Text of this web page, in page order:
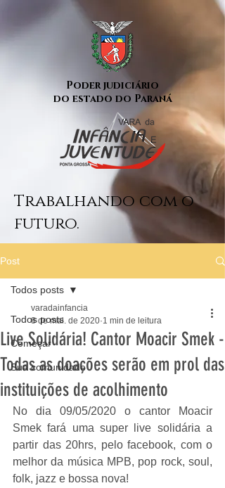
Poder judiciário
do estado do Paraná
Trabalhando com o
futuro.
Post
Todos posts
Começar
Sua comunidade
Todos posts
Live Solidária! Cantor Moacir Smek -
Todas as doações serão em prol das
instituições de acolhimento
varadainfancia
8 de mai. de 2020 1 min de leitura
No dia 09/05/2020 o cantor Moacir
Smek fará uma super live solidária a
partir das 20hrs, pelo facebook, com o
melhor da música MPB, pop rock, soul,
folk, jazz e bossa nova!